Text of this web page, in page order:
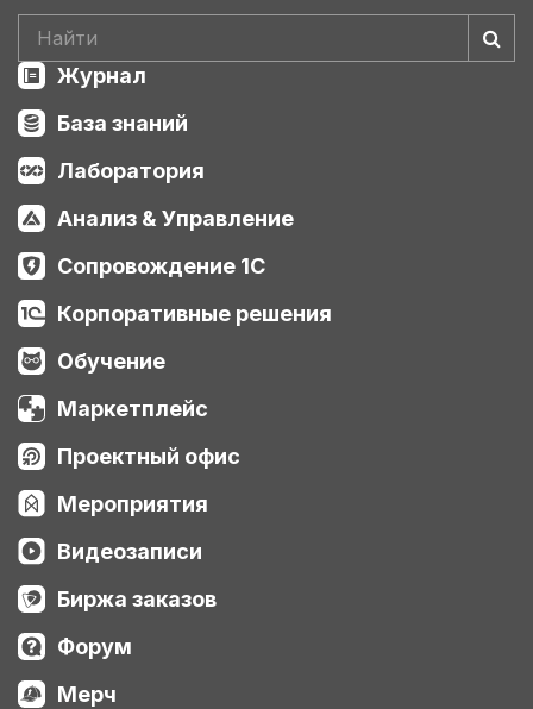
Журнал
База знаний
Лаборатория
Анализ & Управление
Сопровождение 1С
Корпоративные решения
Обучение
Маркетплейс
Проектный офис
Мероприятия
Видеозаписи
Биржа заказов
Форум
Мерч